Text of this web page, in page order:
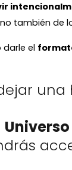
también de
darle el
una